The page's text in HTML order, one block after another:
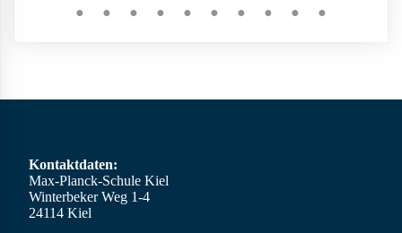
●
● ● ● ● ● ● ● ● ●
Kontaktdaten:
Max-Planck-Schule Kiel
Winterbeker Weg 1-4
24114 Kiel